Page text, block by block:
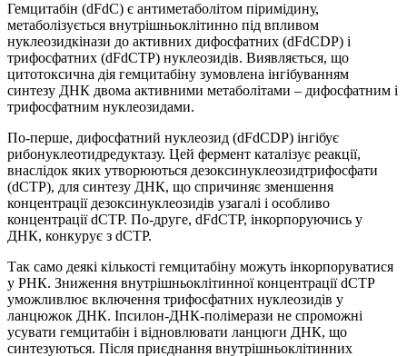
Гемцитабін (dFdC) є антиметаболітом піримідину,
метаболізується внутрішньоклітинно під впливом
нуклеозидкінази до активних дифосфатних (dFdCDP) і
трифосфатних (dFdCTP) нуклеозидів. Виявляється, що
цитотоксична дія гемцитабіну зумовлена інгібуванням
синтезу ДНК двома активними метаболітами – дифосфатним і
трифосфатним нуклеозидами.
По-перше, дифосфатний нуклеозид (dFdCDP) інгібує
рибонуклеотидредуктазу. Цей фермент каталізує реакції,
внаслідок яких утворюються дезоксинуклеозидтрифосфати
(dCTP), для синтезу ДНК, що спричиняє зменшення
концентрації дезоксинуклеозидів узагалі і особливо
концентрації dCTP. По-друге, dFdCTP, інкорпоруючись у
ДНК, конкурує з dCTP.
Так само деякі кількості гемцитабіну можуть інкорпоруватися
у РНК. Зниження внутрішньоклітинної концентрації dСTP
уможливлює включення трифосфатних нуклеозидів у
ланцюжок ДНК. Іпсилон-ДНК-полімерази не спроможні
усувати гемцитабін і відновлювати ланцюги ДНК, що
синтезуються. Після приєднання внутрішньоклітинних